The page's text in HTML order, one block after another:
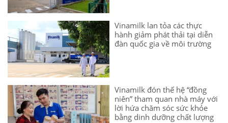
Vinamilk lan tỏa các thực
hành giảm phát thải tại diễn
đàn quốc gia về môi trường
Vinamilk đón thế hệ “đồng
niên” tham quan nhà máy với
lời hứa chăm sóc sức khỏe
bằng dinh dưỡng chất lượng